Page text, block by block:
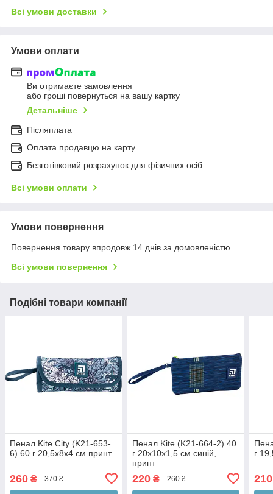
Всі умови доставки
Умови оплати
Ви отримаєте замовлення
або гроші повернуться на вашу картку
Детальніше
Післяплата
Оплата продавцю на карту
Безготівковий розрахунок для фізичних осіб
Всі умови оплати
Умови повернення
Повернення товару впродовж 14 днів за домовленістю
Всі умови повернення
Подібні товари компанії
Пенал Kite City (K21-653-
6) 60 г 20,5x8x4 см принт
260 ₴ 370 ₴
Пенал Kite (K21-664-2) 40
г 20x10x1,5 см синій,
принт
220₴ 260 ₴
г
210